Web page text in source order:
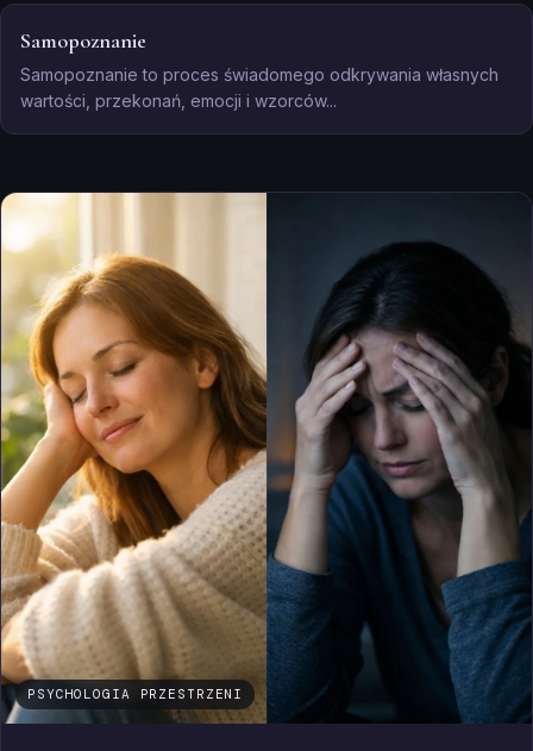
Samopoznanie
Samopoznanie to proces świadomego odkrywania własnych
wartości, przekonań, emocji i wzorców...
PSYCHOLOGIA PRZESTRZENI